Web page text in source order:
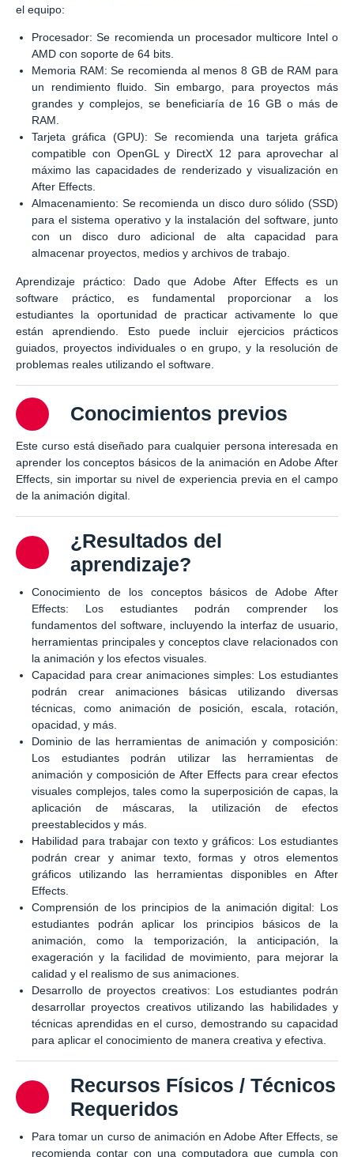
el equipo:
Procesador: Se recomienda un procesador multicore Intel o
AMD con soporte de 64 bits.
Memoria RAM: Se recomienda al menos 8 GB de RAM para
un rendimiento fluido. Sin embargo, para proyectos más
grandes y complejos, se beneficiaría de 16 GB o más de
RAM.
Tarjeta gráfica (GPU): Se recomienda una tarjeta gráfica
compatible con OpenGL y DirectX 12 para aprovechar al
máximo las capacidades de renderizado y visualización en
After Effects.
Almacenamiento: Se recomienda un disco duro sólido (SSD)
para el sistema operativo y la instalación del software, junto
con un disco duro adicional de alta capacidad para
almacenar proyectos, medios y archivos de trabajo.
Aprendizaje práctico: Dado que Adobe After Effects es un
software práctico, es fundamental proporcionar a los
estudiantes la oportunidad de practicar activamente lo que
están aprendiendo. Esto puede incluir ejercicios prácticos
guiados, proyectos individuales o en grupo, y la resolución de
problemas reales utilizando el software.
Conocimientos previos
Este curso está diseñado para cualquier persona interesada en
aprender los conceptos básicos de la animación en Adobe After
Effects, sin importar su nivel de experiencia previa en el campo
de la animación digital.
¿Resultados del
aprendizaje?
Conocimiento de los conceptos básicos de Adobe After
Effects: Los estudiantes podrán comprender los
fundamentos del software, incluyendo la interfaz de usuario,
herramientas principales y conceptos clave relacionados con
la animación y los efectos visuales.
Capacidad para crear animaciones simples: Los estudiantes
podrán crear animaciones básicas utilizando diversas
técnicas, como animación de posición, escala, rotación,
opacidad, y más.
Dominio de las herramientas de animación y composición:
Los estudiantes podrán utilizar las herramientas de
animación y composición de After Effects para crear efectos
visuales complejos, tales como la superposición de capas, la
aplicación de máscaras, la utilización de efectos
preestablecidos y más.
Habilidad para trabajar con texto y gráficos: Los estudiantes
podrán crear y animar texto, formas y otros elementos
gráficos utilizando las herramientas disponibles en After
Effects.
Comprensión de los principios de la animación digital: Los
estudiantes podrán aplicar los principios básicos de la
animación, como la temporización, la anticipación, la
exageración y la facilidad de movimiento, para mejorar la
calidad y el realismo de sus animaciones.
Desarrollo de proyectos creativos: Los estudiantes podrán
desarrollar proyectos creativos utilizando las habilidades y
técnicas aprendidas en el curso, demostrando su capacidad
para aplicar el conocimiento de manera creativa y efectiva.
Recursos Físicos / Técnicos
Requeridos
Para tomar un curso de animación en Adobe After Effects, se
recomienda contar con una computadora que cumpla con